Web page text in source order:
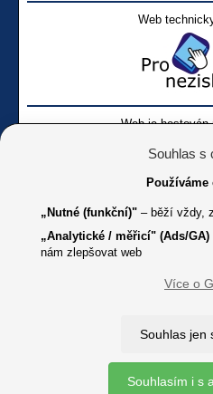
Web
Web je hostován
Online
K jakémukoliv užití textů a
Copyright © 2012 -
Ochrana
Souhlas s
Používáme
„Nutné (funkční)" – běží vždy,
„Analytické / měřicí" (Ads/GA)
nám zlepšovat web
Více o
Souhlas jen
Souhlasím i s